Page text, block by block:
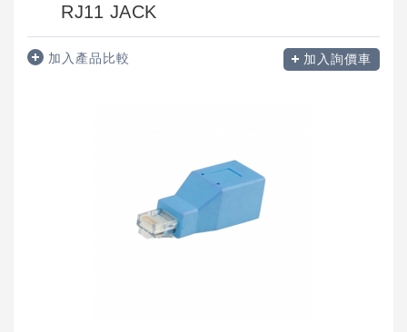
RJ11 JACK
加入產品比較 加入詢價車